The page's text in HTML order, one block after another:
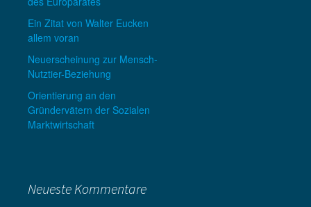
Ein Zitat von Walter Eucken
allem voran
Neuerscheinung zur Mensch-
Nutztier-Beziehung
Orientierung an den
Gründervätern der Sozialen
Marktwirtschaft
Neueste Kommentare